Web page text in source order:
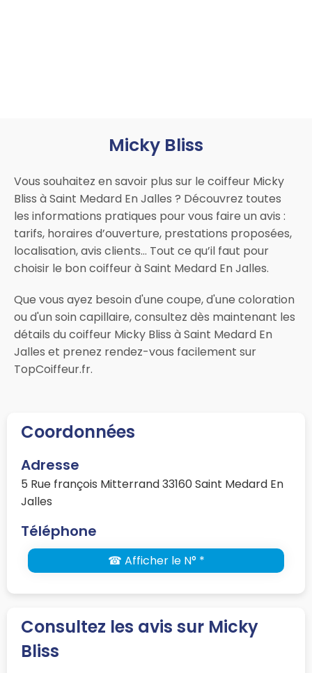
Micky Bliss
Vous souhaitez en savoir plus sur le coiffeur Micky
Bliss à Saint Medard En Jalles ? Découvrez toutes
les informations pratiques pour vous faire un avis :
tarifs, horaires d’ouverture, prestations proposées,
localisation, avis clients… Tout ce qu’il faut pour
choisir le bon coiffeur à Saint Medard En Jalles.
Que vous ayez besoin d'une coupe, d'une coloration
ou d'un soin capillaire, consultez dès maintenant les
détails du coiffeur Micky Bliss à Saint Medard En
Jalles et prenez rendez-vous facilement sur
TopCoiffeur.fr.
Coordonnées
Adresse
5 Rue françois Mitterrand 33160 Saint Medard En
Jalles
Téléphone
☎ Afficher le N° *
Consultez les avis sur Micky
Bliss